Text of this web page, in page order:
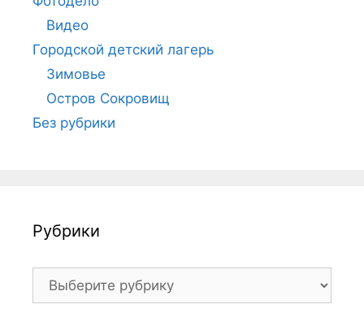
Видео
Городской детский лагерь
Зимовье
Остров Сокровищ
Без рубрики
Рубрики
Рубрики